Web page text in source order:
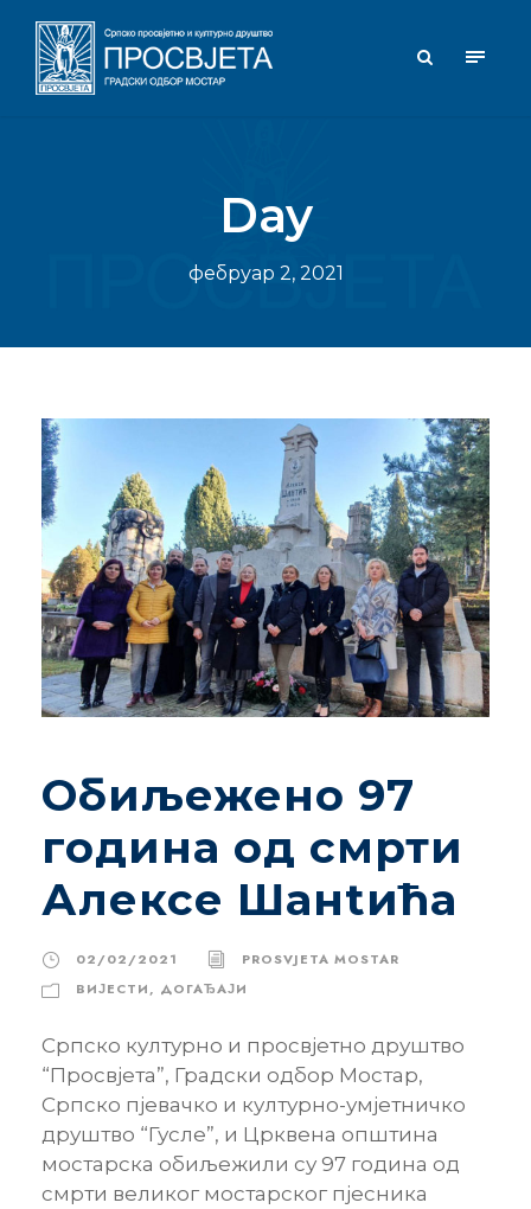
Day
фебруар 2, 2021
Обиљежено 97
година од смрти
Алексе Шанtића
02/02/2021
PROSVJETA MOSTAR
ВИЈЕСТИ, ДОГАЂАЈИ
Српско културно и просвјетно друштво
“Просвјета”, Градски одбор Мостар,
Српско пјевачко и културно-умјетничко
друштво “Гусле”, и Црквена општина
мостарска обиљежили су 97 година од
смрти великог мостарског пјесника